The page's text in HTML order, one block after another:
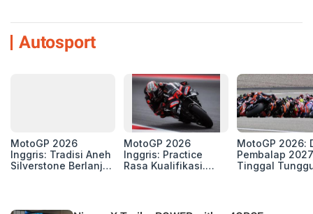
Autosport
MotoGP 2026
Inggris: Tradisi Aneh
Silverstone Berlanjut,
MotoGP 2026
Inggris: Practice
Rasa Kualifikasi.
Silverstone!
MotoGP 2026:
Pembalap
Tinggal